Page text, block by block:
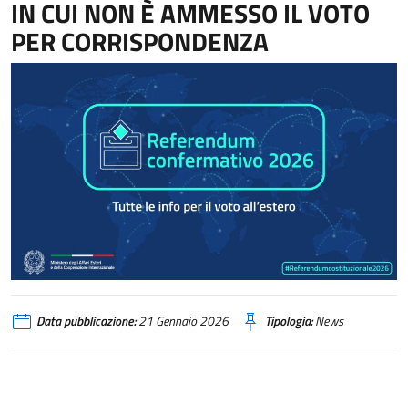
IN CUI NON È AMMESSO IL VOTO
PER CORRISPONDENZA
Data pubblicazione:21 Gennaio 2026 Tipologia:News